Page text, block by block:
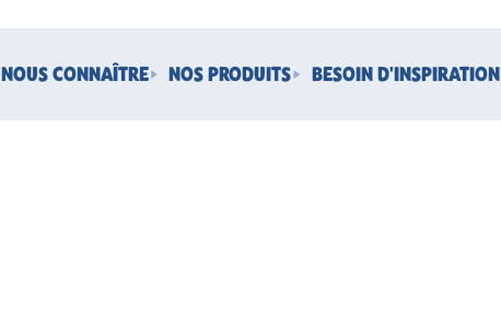
NOUS CONNAÎTRE NOS PRODUITS BESOIN D'INSPIRATION